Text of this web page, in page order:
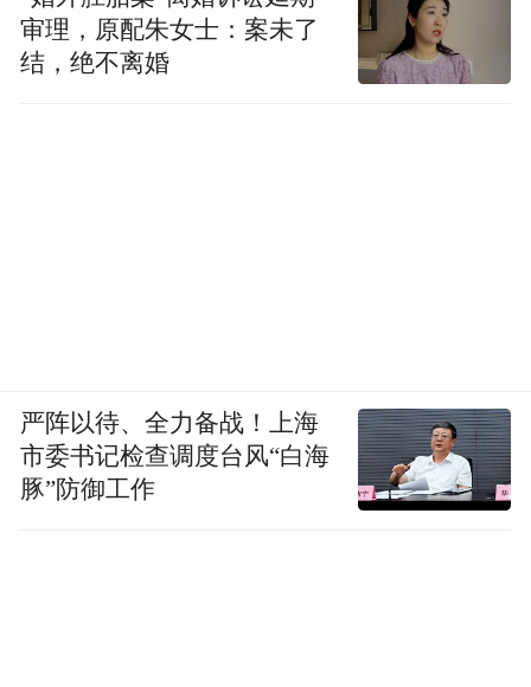
审理，原配朱女士：案未了
结，绝不离婚
严阵以待、全力备战！上海
市委书记检查调度台风“白海
豚”防御工作